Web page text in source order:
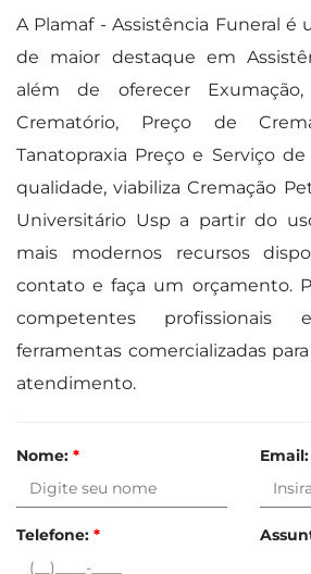
A Plamaf - Assistência Funeral é
de maior destaque em
além de oferecer
Crematório, Preço de
Tanatopraxia Preço e Serviço
qualidade, viabiliza Cremação
Universitário Usp a partir do
mais modernos recursos
contato e faça um orçamento.
competentes
ferramentas comercializadas
atendimento.
Nome: * Email:
Telefone: *